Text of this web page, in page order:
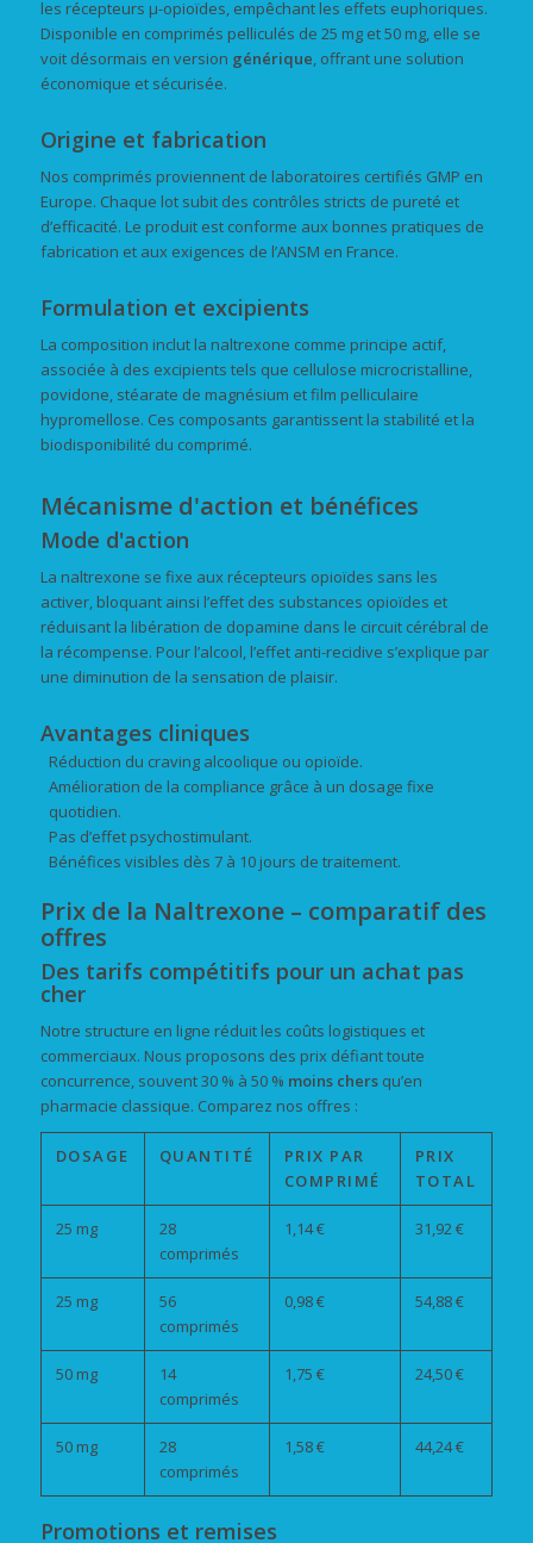
les récepteurs μ-opioïdes, empêchant les effets euphoriques.
Disponible en comprimés pelliculés de 25 mg et 50 mg, elle se
voit désormais en version générique, offrant une solution
économique et sécurisée.
Origine et fabrication
Nos comprimés proviennent de laboratoires certifiés GMP en
Europe. Chaque lot subit des contrôles stricts de pureté et
d’efficacité. Le produit est conforme aux bonnes pratiques de
fabrication et aux exigences de l’ANSM en France.
Formulation et excipients
La composition inclut la naltrexone comme principe actif,
associée à des excipients tels que cellulose microcristalline,
povidone, stéarate de magnésium et film pelliculaire
hypromellose. Ces composants garantissent la stabilité et la
biodisponibilité du comprimé.
Mécanisme d'action et bénéfices
Mode d'action
La naltrexone se fixe aux récepteurs opioïdes sans les
activer, bloquant ainsi l’effet des substances opioïdes et
réduisant la libération de dopamine dans le circuit cérébral de
la récompense. Pour l’alcool, l’effet anti-recidive s’explique par
une diminution de la sensation de plaisir.
Avantages cliniques
Réduction du craving alcoolique ou opioïde.
Amélioration de la compliance grâce à un dosage fixe
quotidien.
Pas d’effet psychostimulant.
Bénéfices visibles dès 7 à 10 jours de traitement.
Prix de la Naltrexone – comparatif des
offres
Des tarifs compétitifs pour un achat pas
cher
Notre structure en ligne réduit les coûts logistiques et
commerciaux. Nous proposons des prix défiant toute
concurrence, souvent 30 % à 50 % moins chersqu’en
pharmacie classique. Comparez nos offres :
DOSAGE QUANTITÉ
PRIX PAR
COMPRIMÉ
PRIX
TOTAL
25 mg
28
comprimés
1,14 € 31,92 €
25 mg
56
comprimés
0,98 € 54,88 €
50 mg
14
comprimés
1,75 € 24,50 €
50 mg
28
comprimés
1,58 € 44,24 €
Promotions et remises